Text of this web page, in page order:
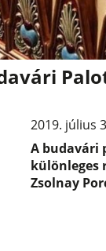
2019. július
A budavári
különleges
Zsolnay